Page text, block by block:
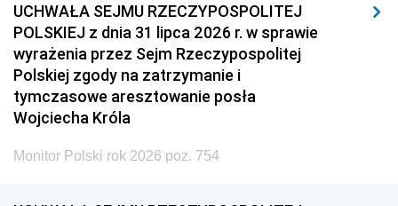
UCHWAŁA SEJMU RZECZYPOSPOLITEJ
POLSKIEJ z dnia 31 lipca 2026 r. w sprawie
wyrażenia przez Sejm Rzeczypospolitej
Polskiej zgody na zatrzymanie i
tymczasowe aresztowanie posła
Wojciecha Króla
Monitor Polski rok 2026 poz. 754